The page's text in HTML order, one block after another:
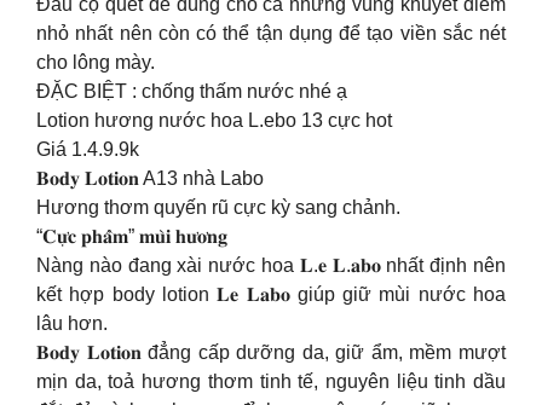
nhỏ nhất nên còn có thể tận dụng để tạo viền sắc nét
cho lông mày.
ĐẶC BIỆT : chống thấm nước nhé ạ
Lotion hương nước hoa L.ebo 13 cực hot
Giá 1.4.9.9k
𝐁𝐨𝐝𝐲 𝐋𝐨𝐭𝐢𝐨𝐧 A13 nhà Labo
Hương thơm quyến rũ cực kỳ sang chảnh.
“𝐂𝐮̛̣𝐜 𝐩𝐡𝐚̂̉𝐦” 𝐦𝐮̀𝐢 𝐡𝐮̛𝐨̛𝐧𝐠
Nàng nào đang xài nước hoa 𝐋.𝐞 𝐋.𝐚𝐛𝐨 nhất định nên
kết hợp body lotion 𝐋𝐞 𝐋𝐚𝐛𝐨 giúp giữ mùi nước hoa
lâu hơn.
𝐁𝐨𝐝𝐲 𝐋𝐨𝐭𝐢𝐨𝐧 đẳng cấp dưỡng da, giữ ẩm, mềm mượt
mịn da, toả hương thơm tinh tế, nguyên liệu tinh dầu